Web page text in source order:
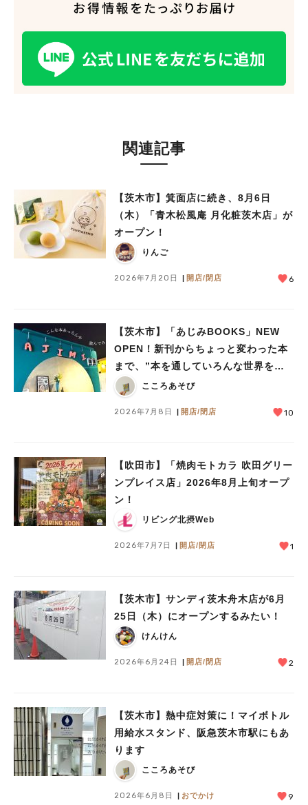
関連記事
【茨木市】箕面店に続き、8月6日
（木）「青木松風庵 月化粧茨木店」が
オープン！
りんご
2026年7月20日 開店/閉店 6
【茨木市】「あじみBOOKS」NEW
OPEN！新刊からちょっと変わった本
まで、”本を通していろんな世界をあ
じみする” 本屋さん
こころあそび
2026年7月8日 開店/閉店 10
【吹田市】「焼肉モトカラ 吹田グリー
ンプレイス店」2026年8月上旬オープ
ン！
リビング北摂Web
2026年7月7日 開店/閉店 1
【茨木市】サンディ茨木舟木店が6月
25日（木）にオープンするみたい！
けんけん
2026年6月24日 開店/閉店 2
【茨木市】熱中症対策に！マイボトル
用給水スタンド、阪急茨木市駅にもあ
ります
こころあそび
2026年6月8日 おでかけ 9
人気のキーワード
#今週どこいく？ #自然とふれあう#ランチ#カフェ
#教えたい／教えて投稿記事#大阪学院大 商品開発プロジェクト